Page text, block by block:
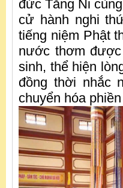
đức Tăng Ni
cử hành nghi
tiếng niệm Phật
nước thơm
sinh, thể hiện
đồng thời nhắc
chuyển hóa